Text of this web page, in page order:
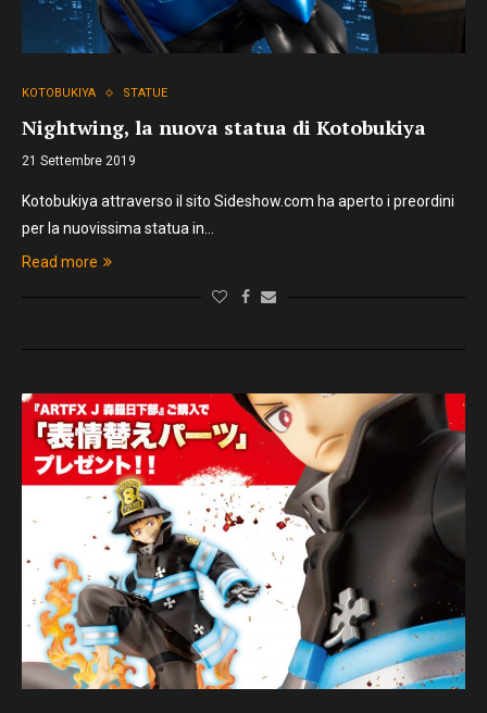
KOTOBUKIYA STATUE
Nightwing, la nuova statua di Kotobukiya
21 Settembre 2019
Kotobukiya attraverso il sito Sideshow.com ha aperto i preordini
per la nuovissima statua in…
Read more